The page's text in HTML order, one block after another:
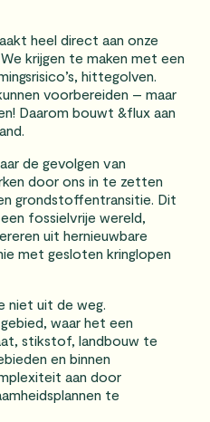
heel direct aan onze
krijgen te maken met een
hittegolven.
voorbereiden – maar
Daarom bouwt &flux aan
de gevolgen van
door ons in te zetten
grondstoffentransitie. Dit
fossielvrije wereld,
uit hernieuwbare
met gesloten kringlopen
niet uit de weg.
waar het een
stikstof, landbouw te
en binnen
aan door
te